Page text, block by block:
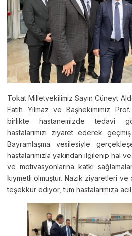
Tokat Milletvekilimiz Sayın Cüneyt
Fatih Yılmaz ve Başhekimimiz
birlikte hastanemizde tedavi
hastalarımızı ziyaret ederek
Bayramlaşma vesilesiyle
hastalarımızla yakından ilgilenip hal ve
ve motivasyonlarına katkı
kıymetli olmuştur. Nazik ziyaretleri
teşekkür ediyor, tüm hastalarımıza